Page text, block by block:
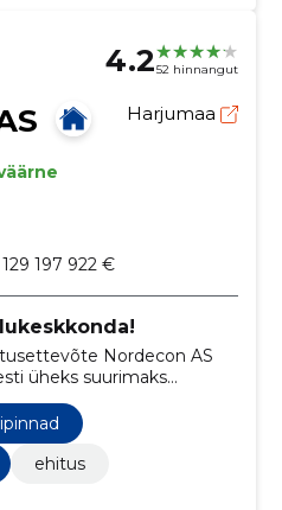
4.252 hinnangut
Harjumaa
129 197 922 €
üheks suurimaks
ehitus